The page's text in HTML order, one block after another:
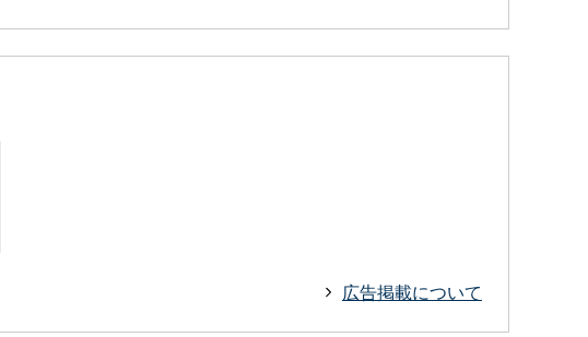
広告掲載について